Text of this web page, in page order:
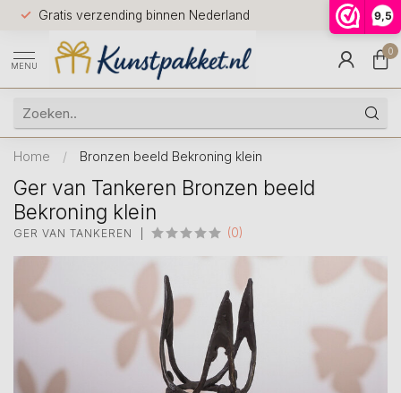
9,5
Gratis verzending binnen Nederland
Voor
huis
9.5
MENU
0
Home / Bronzen beeld Bekroning klein
Ger van Tankeren Bronzen beeld
Bekroning klein
GER VAN TANKEREN (0)